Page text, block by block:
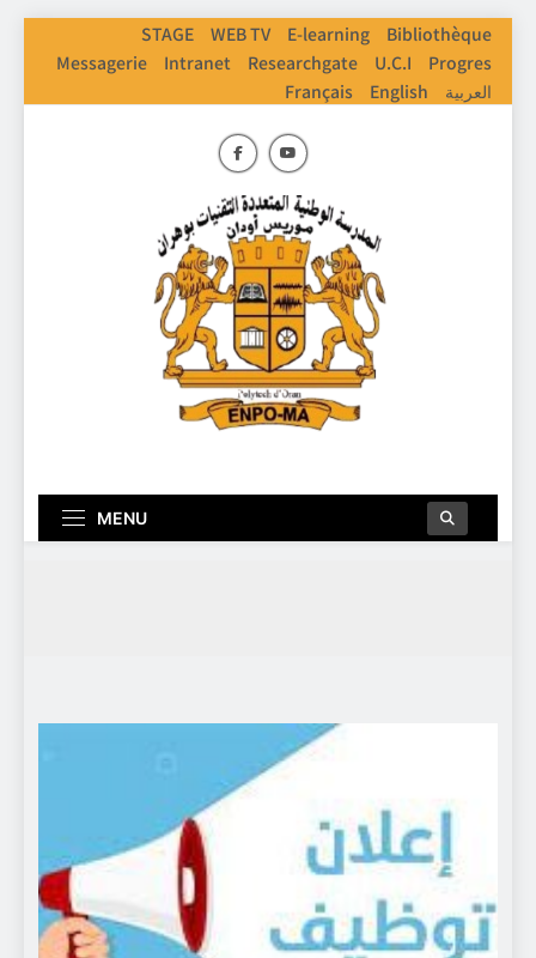
STAGE WEB TV E-learning
Bibliothèque
Messagerie
Intranet Researchgate U.C.I
Progres
Français
English العربية
MENU